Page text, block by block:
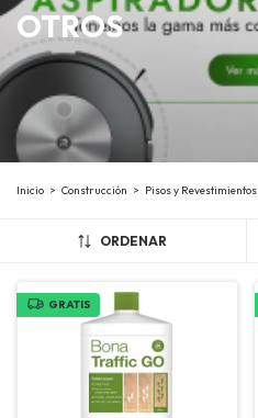
OTROS
Inicio > Construcción > Pisos y Revestimientos
ORDENAR
GRATIS